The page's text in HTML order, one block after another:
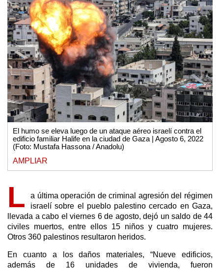
El humo se eleva luego de un ataque aéreo israelí contra el
edificio familiar Halife en la ciudad de Gaza | Agosto 6, 2022
(Foto: Mustafa Hassona / Anadolu)
AMPLIAR
L
a última operación de criminal agresión del régimen
israelí sobre el pueblo palestino cercado en Gaza,
llevada a cabo el viernes 6 de agosto, dejó un saldo de 44
civiles muertos, entre ellos 15 niños y cuatro mujeres.
Otros 360 palestinos resultaron heridos.
En cuanto a los daños materiales, “Nueve edificios,
además de 16 unidades de vivienda, fueron